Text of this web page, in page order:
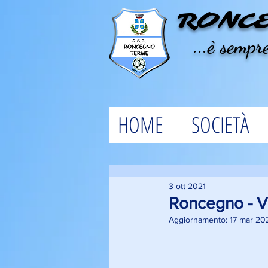
...è
HOME SOCIETÀ
Roncegno -
3 ott 2021
Aggiornamento: 17 mar